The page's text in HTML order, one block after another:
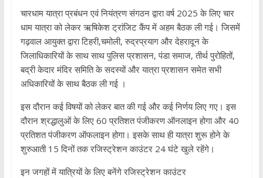
चारधाम यात्रा प्रबंधन एवं नियंत्रण संगठन द्वारा वर्ष 2025 के लिए चार
धाम यात्रा को लेकर ऋषिकेश ट्रांजिट कैंप में अहम बैठक ली गई। जिसमें
गढ़वाल आयुक्त द्वारा टिहरी,चमोली, रुद्रप्रयाग और देहरादून के
जिलाधिकारियों के साथ साथ पुलिस प्रशासन, पंडा समाज, तीर्थ पुरोहितों,
बद्री केदार मंदिर समिति के सदस्यों और यात्रा प्रशासन समेत सभी
अधिकारियों के साथ बैठक ली गई ।
इस दौरान कई विषयों को लेकर बात की गई और कई निर्णय लिए गए। इस
दौरान श्रद्धालुओं के लिए 60 प्रतिशत पंजीकरण ऑनलाइन होगा और 40
प्रतिशत पंजीकरण ऑफलाइन होगा। इसके साथ ही यात्रा शुरू होने के
शुरुआती 15 दिनों तक रजिस्ट्रेशन काउंटर 24 घंटे खुले रहेंगे।
इन जगहों में यात्रियों के लिए बनेंगे रजिस्ट्रेशन काउंटर